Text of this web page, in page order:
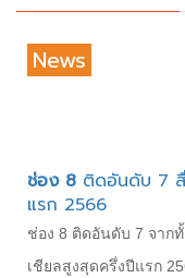
News
ช่อง 8 ติดอันดับ 7 สื่
แรก 2566
ช่อง 8 ติดอันดับ 7 จาก
เชียลสูงสุดครึ่งปีแรก